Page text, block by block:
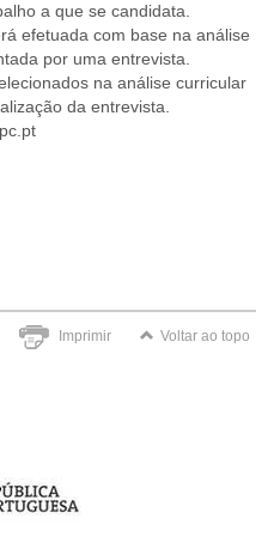
a que se candidata.
efetuada com base na análise
por uma entrevista.
na análise curricular
da entrevista.
Imprimir Voltar ao topo